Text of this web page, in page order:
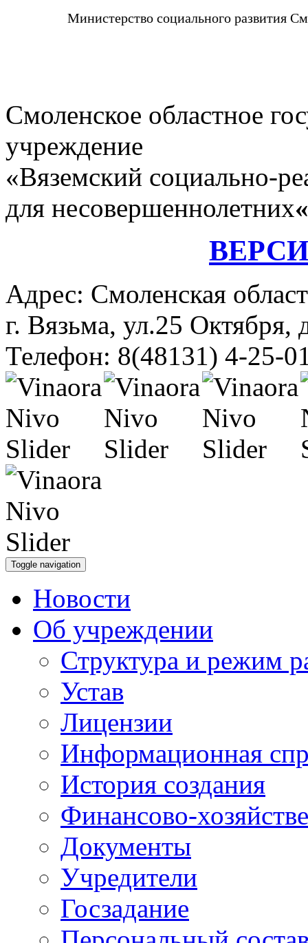
Министерство социального развития
Смоленское областное
учреждение
«Вяземский социально-
для несовершеннолетних
Адрес: Смоленская
г. Вязьма, ул.25 Октября,
Телефон: 8(48131) 4-25-
Toggle navigation
Новости
Об учреждении
Структура и режим
Устав
Лицензии
Информационная
История создания
Финансово-
Документы
Учредители
Госзадание